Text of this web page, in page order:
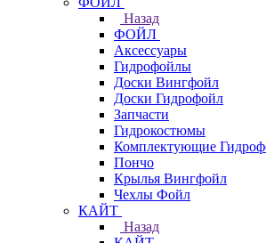
Назад
ФОЙЛ
Аксессуары
Гидрофойлы
Доски Вингфойл
Доски Гидрофойл
Запчасти
Гидрокостюмы
Комплектующие
Пончо
Крылья Вингфойл
Чехлы Фойл
КАЙТ
Назад